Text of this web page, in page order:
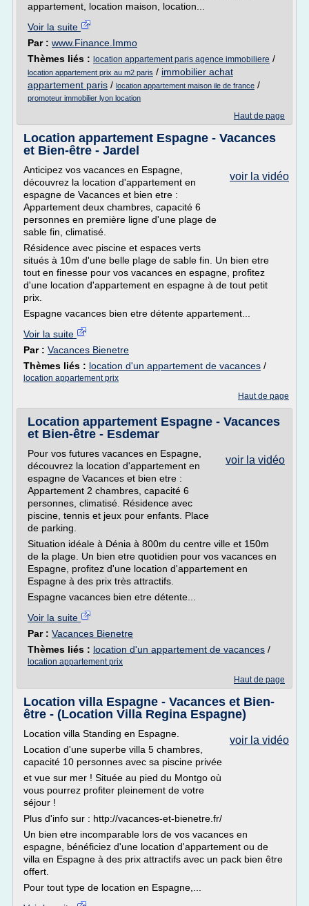
appartement, location maison, location...
Voir la suite
Par : www.Finance.Immo
Thèmes liés : location appartement paris agence immobiliere /
location appartement prix au m2 paris / immobilier achat
appartement paris / location appartement maison ile de france /
promoteur immobilier lyon location
Haut de page
Location appartement Espagne - Vacances
et Bien-être - Jardel
voir la vidéo
Anticipez vos vacances en Espagne,
découvrez la location d'appartement en
espagne de Vacances et bien etre :
Appartement deux chambres, capacité 6
personnes en première ligne d'une plage de
sable fin, climatisé.
Résidence avec piscine et espaces verts
situés à 10m d'une belle plage de sable fin. Un bien etre
tout en finesse pour vos vacances en espagne, profitez
d'une location d'appartement en espagne à de tout petit
prix.
Espagne vacances bien etre détente appartement...
Voir la suite
Par : Vacances Bienetre
Thèmes liés : location d'un appartement de vacances /
location appartement prix
Haut de page
Location appartement Espagne - Vacances
et Bien-être - Esdemar
voir la vidéo
Pour vos futures vacances en Espagne,
découvrez la location d'appartement en
espagne de Vacances et bien etre :
Appartement 2 chambres, capacité 6
personnes, climatisé. Résidence avec
piscine, tennis et jeux pour enfants. Place
de parking.
Situation idéale à Dénia à 800m du centre ville et 150m
de la plage. Un bien etre quotidien pour vos vacances en
Espagne, profitez d'une location d'appartement en
Espagne à des prix très attractifs.
Espagne vacances bien etre détente...
Voir la suite
Par : Vacances Bienetre
Thèmes liés : location d'un appartement de vacances /
location appartement prix
Haut de page
Location villa Espagne - Vacances et Bien-
être - (Location Villa Regina Espagne)
voir la vidéo
Location villa Standing en Espagne.
Location d'une superbe villa 5 chambres,
capacité 10 personnes avec sa piscine privée
et vue sur mer ! Située au pied du Montgo où
vous pourrez profiter pleinement de votre
séjour !
Plus d'info sur : http://vacances-et-bienetre.fr/
Un bien etre incomparable lors de vos vacances en
espagne, bénéficiez d'une location d'appartement ou de
villa en Espagne à des prix attractifs avec un pack bien être
offert.
Pour tout type de location en Espagne,...